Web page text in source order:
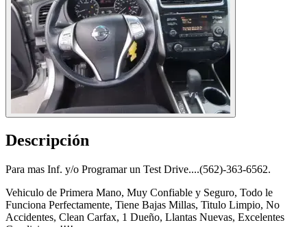
Descripción
Para mas Inf. y/o Programar un Test Drive....(562)-363-6562.
Vehiculo de Primera Mano, Muy Confiable y Seguro, Todo le
Funciona Perfectamente, Tiene Bajas Millas, Titulo Limpio, No
Accidentes, Clean Carfax, 1 Dueño, Llantas Nuevas, Excelentes